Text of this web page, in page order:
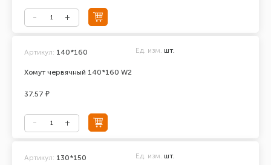
Хомут червячный 140*160 W2
Артикул: 140*160 Ед. изм. шт.
37.57 ₽
Артикул: 130*150 Ед. изм. шт.